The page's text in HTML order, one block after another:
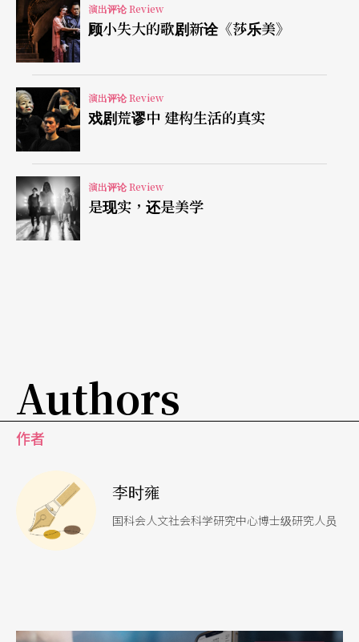
场灯犹未尽暗前走过观众席，递过一台手摇的音乐
钟与一侧的观众，一把剪刀给另外一个观众，从手
上、从衣服下摆的数个口袋里拿出线卷、交过几把
水枪、手电筒；李贞葳默剧演员一般以手势和眼神
交代著物件的用途，却一时令人摸不著头绪。音乐
钟响起了熟悉的儿歌《甜蜜的家庭》，节奏变慢
时，表演者一个跨张锐利的眼神回看观众，似提醒
他不要偷懒，现场便会传来一阵一阵笑声。《黑盒
子》像魔术盒，有意模糊舞台的界限，带领观众参
在观众手持的手电筒spotlight下，或是后段她走向
持有线卷的观众，以嘴啣起并致线团缠捆其身，坐
于椅上，每一足尖手举的挣扎抵挡中，是观众以水
枪喷射出的红色绿色颜料。至此我们知道《黑盒
子》里竟是一则关于束缚与挣扎的故事。
演出评论 Review
顾小失大的歌剧新诠《莎乐美》
演出评论 Review
戏剧荒谬中 建构生活的真实
演出评论 Review
是现实，还是美学
Authors
作者
李时雍
国科会人文社会科学研究中心博士级研究人员